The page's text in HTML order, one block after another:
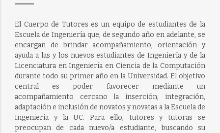
El Cuerpo de Tutores es un equipo de estudiantes de la
Escuela de Ingeniería que, de segundo año en adelante, se
encargan de brindar acompañamiento, orientación y
ayuda a las y los nuevos estudiantes de Ingeniería y de la
Licenciatura en Ingeniería en Ciencia de la Computación
durante todo su primer año en la Universidad. El objetivo
central es poder favorecer mediante un
acompañamiento cercano la inserción, integración,
adaptación e inclusión de novatos y novatas a la Escuela de
Ingeniería y la UC. Para ello, tutores y tutoras se
preocupan de cada nuevo/a estudiante, buscando su